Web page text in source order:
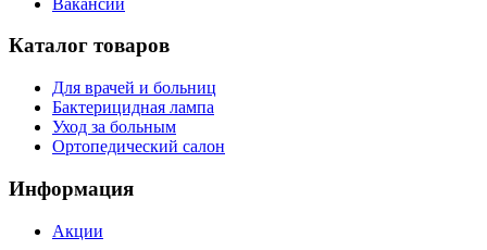
Каталог товаров
Для врачей и больниц
Бактерицидная лампа
Уход за больным
Ортопедический салон
Информация
Акции